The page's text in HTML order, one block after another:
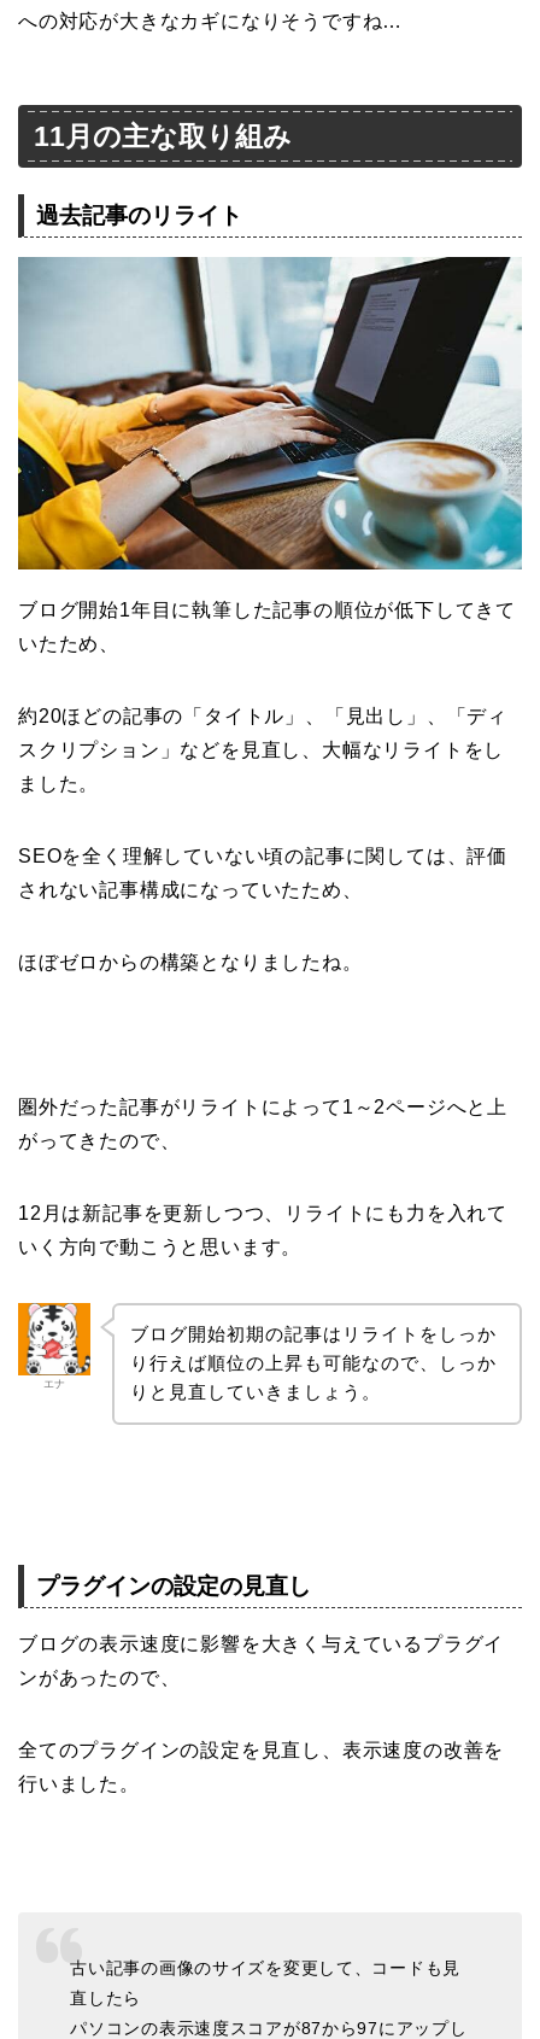
への対応が大きなカギになりそうですね…
11月の主な取り組み
過去記事のリライト
ブログ開始1年目に執筆した記事の順位が低下してきて
いたため、
約20ほどの記事の「タイトル」、「見出し」、「ディ
スクリプション」などを見直し、大幅なリライトをし
ました。
SEOを全く理解していない頃の記事に関しては、評価
されない記事構成になっていたため、
ほぼゼロからの構築となりましたね。
圏外だった記事がリライトによって1～2ページへと上
がってきたので、
12月は新記事を更新しつつ、リライトにも力を入れて
いく方向で動こうと思います。
エナ
ブログ開始初期の記事はリライトをしっか
り行えば順位の上昇も可能なので、しっか
りと見直していきましょう。
プラグインの設定の見直し
ブログの表示速度に影響を大きく与えているプラグイ
ンがあったので、
全てのプラグインの設定を見直し、表示速度の改善を
行いました。
古い記事の画像のサイズを変更して、コードも見
直したら
パソコンの表示速度スコアが87から97にアップし